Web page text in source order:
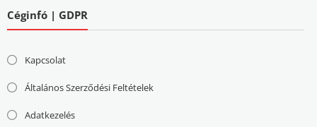
Céginfó | GDPR
Kapcsolat
Általános Szerződési Feltételek
Adatkezelés